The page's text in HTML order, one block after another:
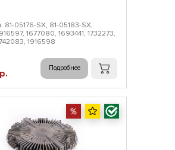
05176-SX, 81-05183-SX,
1677080, 1693441, 1732273,
1916598
Подробнее